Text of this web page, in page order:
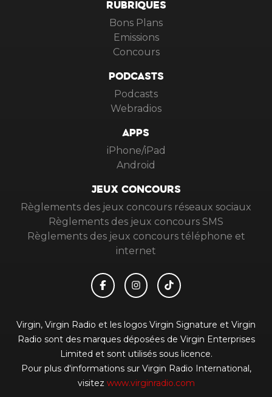
RUBRIQUES
Bons Plans
Emissions
Concours
PODCASTS
Podcasts
Webradios
APPS
iPhone/iPad
Android
JEUX CONCOURS
Règlements des jeux concours réseaux sociaux
Règlements des jeux concours SMS
Règlements des jeux concours téléphone et
internet
Virgin, Virgin Radio et les logos Virgin Signature et Virgin
Radio sont des marques déposées de Virgin Enterprises
Limited et sont utilisés sous licence.
Pour plus d'informations sur Virgin Radio International,
visitez www.virginradio.com